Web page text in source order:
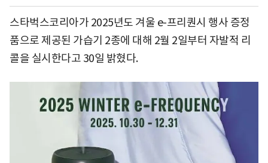
스타벅스코리아가 2025년도 겨울 e-프리퀀시 행사 증정
품으로 제공된 가습기 2종에 대해 2월 2일부터 자발적 리
콜을 실시한다고 30일 밝혔다.